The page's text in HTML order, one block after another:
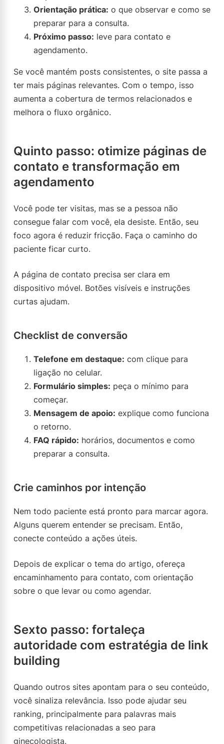
Orientação prática: o que observar e como se
preparar para a consulta.
Próximo passo: leve para contato e
agendamento.
Se você mantém posts consistentes, o site passa a
ter mais páginas relevantes. Com o tempo, isso
aumenta a cobertura de termos relacionados e
melhora o fluxo orgânico.
Quinto passo: otimize páginas de
contato e transformação em
agendamento
Você pode ter visitas, mas se a pessoa não
consegue falar com você, ela desiste. Então, seu
foco agora é reduzir fricção. Faça o caminho do
paciente ficar curto.
A página de contato precisa ser clara em
dispositivo móvel. Botões visíveis e instruções
curtas ajudam.
Checklist de conversão
Telefone em destaque: com clique para
ligação no celular.
Formulário simples: peça o mínimo para
começar.
Mensagem de apoio: explique como funciona
o retorno.
FAQ rápido: horários, documentos e como
preparar a consulta.
Crie caminhos por intenção
Nem todo paciente está pronto para marcar agora.
Alguns querem entender se precisam. Então,
conecte conteúdo a ações úteis.
Depois de explicar o tema do artigo, ofereça
encaminhamento para contato, com orientação
sobre o que levar ou como agendar.
Sexto passo: fortaleça
autoridade com estratégia de link
building
Quando outros sites apontam para o seu conteúdo,
você sinaliza relevância. Isso pode ajudar seu
ranking, principalmente para palavras mais
competitivas relacionadas a seo para
ginecologista.